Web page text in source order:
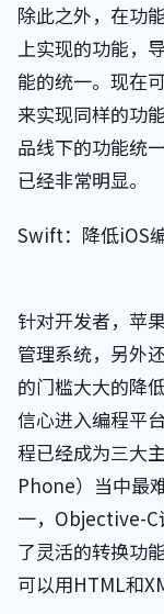
除此之外，在功
上实现的功能，
能的统一。现在
来实现同样的功
品线下的功能统
已经非常明显。
Swift：降低iOS
针对开发者，苹
管理系统，另外
的门槛大大的降
信心进入编程平
程已经成为三大
Phone）当中最
一，Objective-C
了灵活的转换功
可以用HTML和